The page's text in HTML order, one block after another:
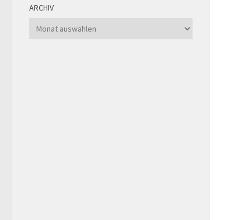
ARCHIV
Archiv